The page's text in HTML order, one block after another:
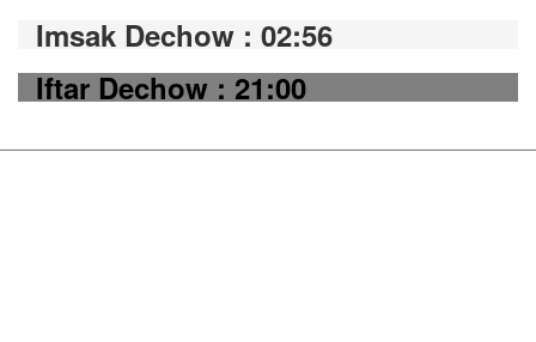
Imsak Dechow : 02:56
Iftar Dechow : 21:00